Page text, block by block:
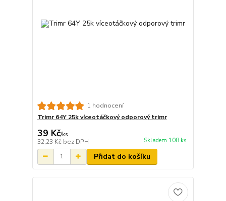
1 hodnocení
Trimr 64Y 25k víceotáčkový odporový trimr
39 Kč/ks
32,23 Kč bez DPH Skladem 108 ks
Přidat do košíku